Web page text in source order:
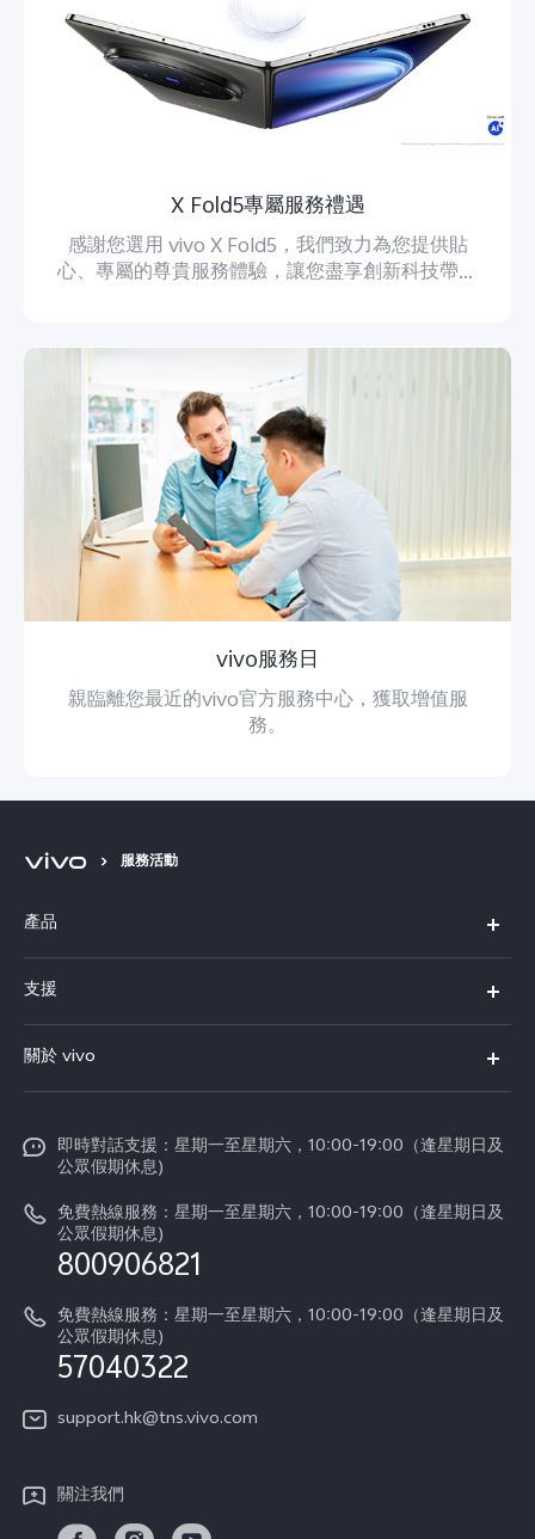
X Fold5專屬服務禮遇
感謝您選用 vivo X Fold5，我們致力為您提供貼
心、專屬的尊貴服務體驗，讓您盡享創新科技帶來
vivo服務日
親臨離您最近的vivo官方服務中心，獲取增值服
務。
服務活動
產品
X300
Y21d
V60
支援
服務中心
Funtouch OS
系統升級
零配件價格查詢
IMEI 碼驗證
維修進度
保修條款
客戶服務私隱聲明
關於 vivo
新聞資訊
vivo工作
法律聲明
關於我們
vivo 私隱中心
即時對話支援：星期一至星期六，10:00-19:00（逢星期日及
公眾假期休息)
免費熱線服務：星期一至星期六，10:00-19:00（逢星期日及
公眾假期休息)
800906821
免費熱線服務：星期一至星期六，10:00-19:00（逢星期日及
公眾假期休息)
57040322
support.hk@tns.vivo.com
關注我們